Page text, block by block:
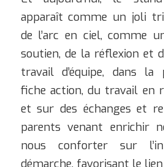
apparaît comme un joli
de l’arc en ciel, comme
soutien, de la réflexion et
travail d’équipe, dans la
fiche action, du travail en
et sur des échanges et
parents venant enrichir
nous conforter sur
démarche, favorisant le lien